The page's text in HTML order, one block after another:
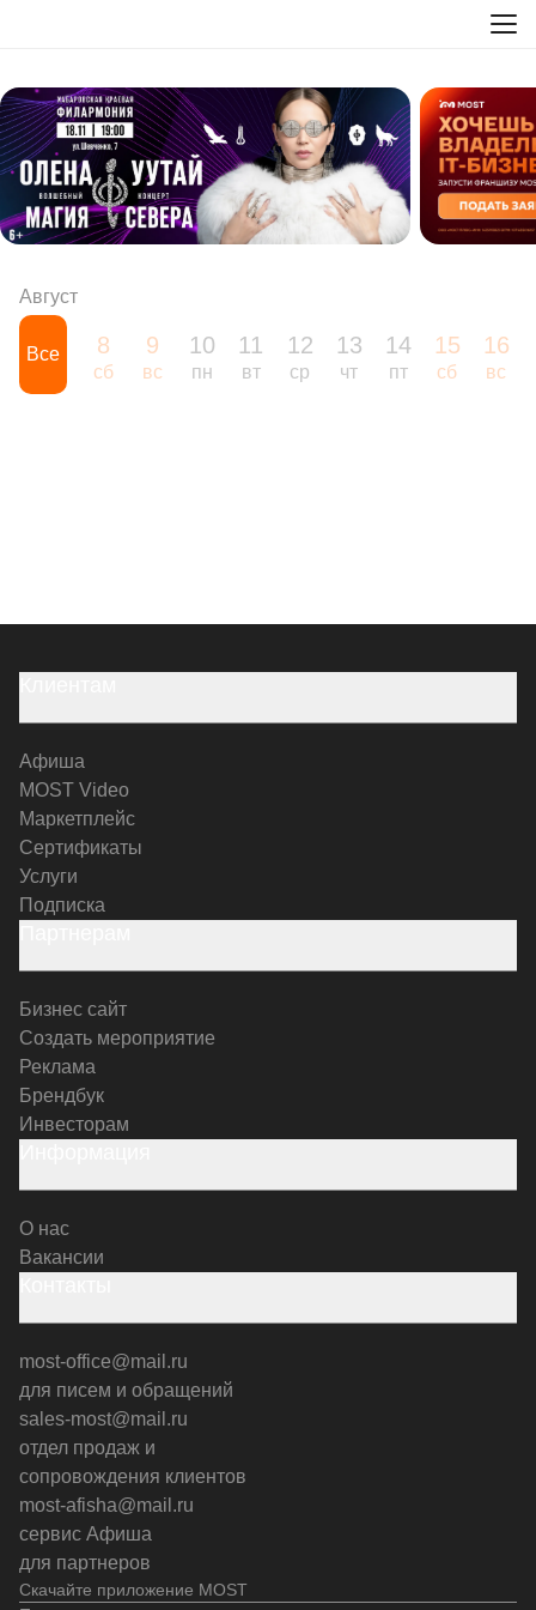
Все
Август
8
сб
9
вс
10
пн
11
вт
12
ср
13
чт
14
пт
15
сб
16
вс
Скачайте приложение MOST
Афиша
MOST Video
Маркетплейс
Сертификаты
Услуги
Подписка
Бизнес сайт
Создать мероприятие
Реклама
Брендбук
Инвесторам
О нас
Вакансии
most-office@mail.ru
для писем и обращений
sales-most@mail.ru
отдел продаж и
сопровождения клиентов
most-afisha@mail.ru
сервис Афиша
для партнеров